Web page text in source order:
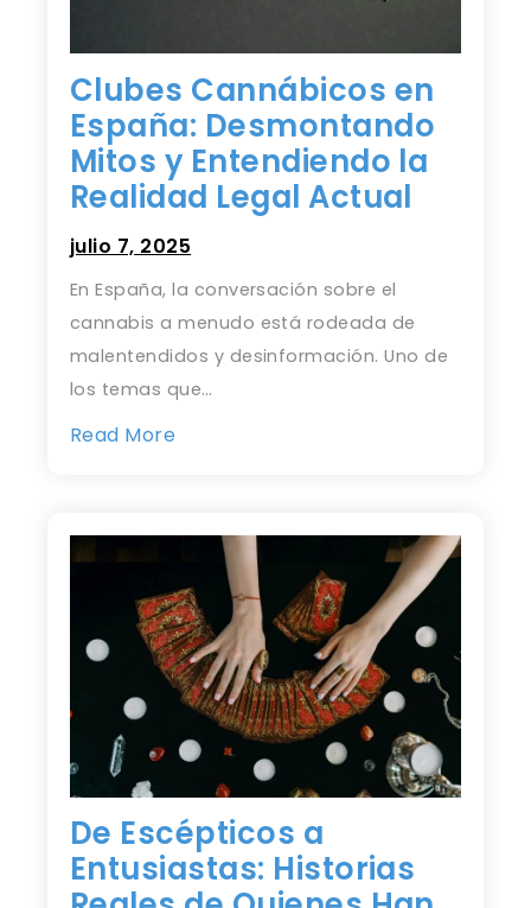
Clubes Cannábicos en
España: Desmontando
Mitos y Entendiendo la
Realidad Legal Actual
julio 7, 2025
En España, la conversación sobre el
cannabis a menudo está rodeada de
malentendidos y desinformación. Uno de
los temas que…
Read More
De Escépticos a
Entusiastas: Historias